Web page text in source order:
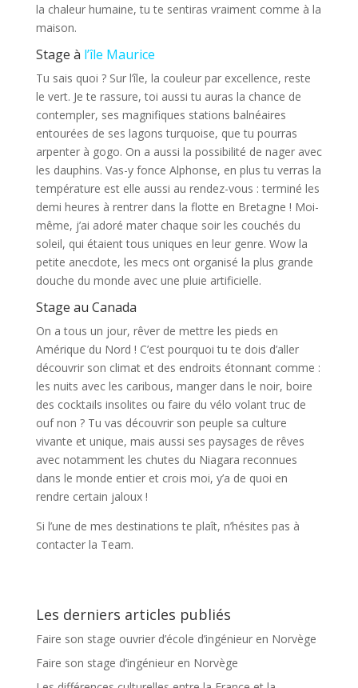
la chaleur humaine, tu te sentiras vraiment comme à la
maison.
Stage à l’île Maurice
Tu sais quoi ? Sur l’île, la couleur par excellence, reste
le vert. Je te rassure, toi aussi tu auras la chance de
contempler, ses magnifiques stations balnéaires
entourées de ses lagons turquoise, que tu pourras
arpenter à gogo. On a aussi la possibilité de nager avec
les dauphins. Vas-y fonce Alphonse, en plus tu verras la
température est elle aussi au rendez-vous : terminé les
demi heures à rentrer dans la flotte en Bretagne ! Moi-
même, j’ai adoré mater chaque soir les couchés du
soleil, qui étaient tous uniques en leur genre. Wow la
petite anecdote, les mecs ont organisé la plus grande
douche du monde avec une pluie artificielle.
Stage au Canada
On a tous un jour, rêver de mettre les pieds en
Amérique du Nord ! C’est pourquoi tu te dois d’aller
découvrir son climat et des endroits étonnant comme :
les nuits avec les caribous, manger dans le noir, boire
des cocktails insolites ou faire du vélo volant truc de
ouf non ? Tu vas découvrir son peuple sa culture
vivante et unique, mais aussi ses paysages de rêves
avec notamment les chutes du Niagara reconnues
dans le monde entier et crois moi, y’a de quoi en
rendre certain jaloux !
Si l’une de mes destinations te plaît, n’hésites pas à
contacter la Team.
Les derniers articles publiés
Faire son stage ouvrier d’école d’ingénieur en Norvège
Faire son stage d’ingénieur en Norvège